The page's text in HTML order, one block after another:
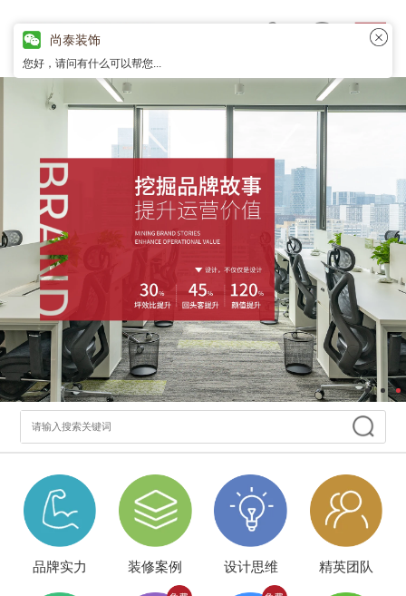
品牌实力 装修案例 设计思维 精英团队
尚泰装饰
您好，请问有什么可以帮您...